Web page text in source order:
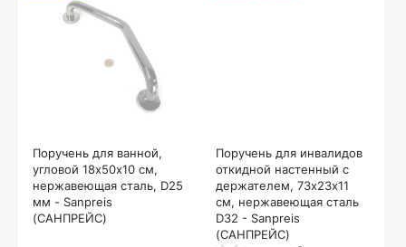
Поручень для ванной,
угловой 18х50х10 см,
нержавеющая сталь, D25
мм - Sanpreis
(САНПРЕЙС)
Поручень для инвалидов
откидной настенный с
держателем, 73х23х11
см, нержавеющая сталь
D32 - Sanpreis
(САНПРЕЙС)